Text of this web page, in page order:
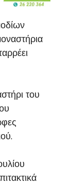
του